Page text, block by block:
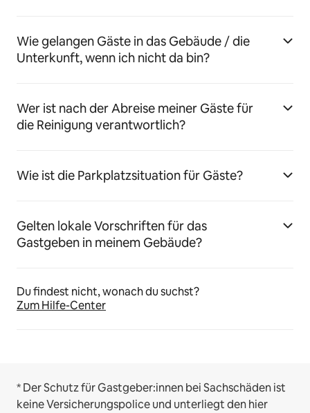
Wie gelangen Gäste in das Gebäude / die
Unterkunft, wenn ich nicht da bin?
Wer ist nach der Abreise meiner Gäste für
die Reinigung verantwortlich?
Wie ist die Parkplatzsituation für Gäste?
Gelten lokale Vorschriften für das
Gastgeben in meinem Gebäude?
Du findest nicht, wonach du suchst?
Zum Hilfe-Center
* Der Schutz für Gastgeber:innen bei Sachschäden ist
keine Versicherungspolice und unterliegt den hier